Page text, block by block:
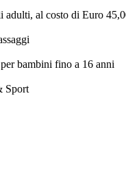
adulti, al costo di Euro
bambini fino a 16 anni
Sport